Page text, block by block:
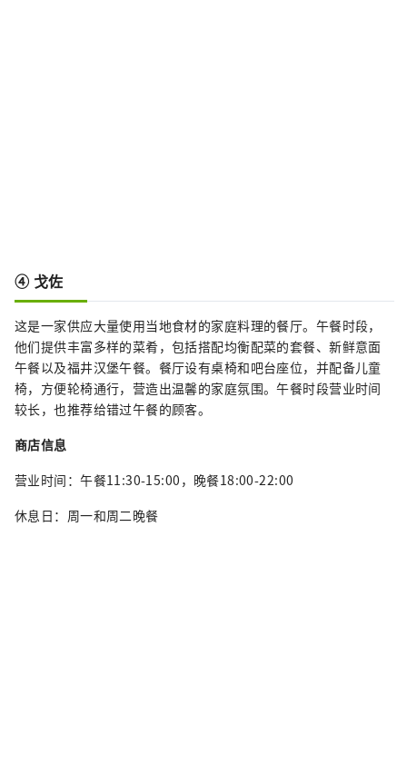
④ 戈佐
这是一家供应大量使用当地食材的家庭料理的餐厅。午餐时段，
他们提供丰富多样的菜肴，包括搭配均衡配菜的套餐、新鲜意面
午餐以及福井汉堡午餐。餐厅设有桌椅和吧台座位，并配备儿童
椅，方便轮椅通行，营造出温馨的家庭氛围。午餐时段营业时间
较长，也推荐给错过午餐的顾客。
商店信息
营业时间：午餐11:30-15:00，晚餐18:00-22:00
休息日：周一和周二晚餐